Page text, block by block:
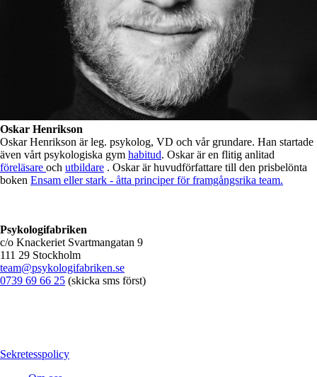
Oskar Henrikson
Oskar Henrikson är leg. psykolog, VD och vår grundare. Han startade
även vårt psykologiska gym habitud. Oskar är en flitig anlitad
föreläsare och utbildare . Oskar är huvudförfattare till den prisbelönta
boken Ensam eller stark - åtta principer för framgångsrika team.
Psykologifabriken
c/o Knackeriet Svartmangatan 9
111 29 Stockholm
team@psykologifabriken.se
0739 69 66 25 (skicka sms först)
Sekretesspolicy